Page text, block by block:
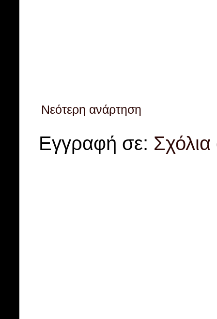
Νεότερη ανάρτηση
Εγγραφή σε: